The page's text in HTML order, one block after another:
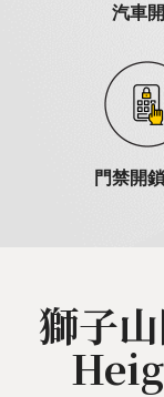
汽車
門禁開
獅子